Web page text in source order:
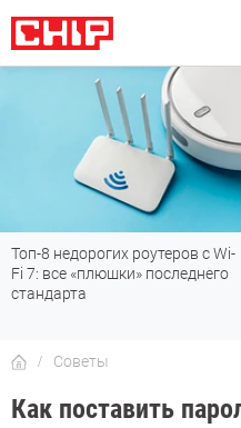
Топ-8 недорогих роутеров с Wi-
Fi 7: все «плюшки» последнего
стандарта
Советы
Как поставить